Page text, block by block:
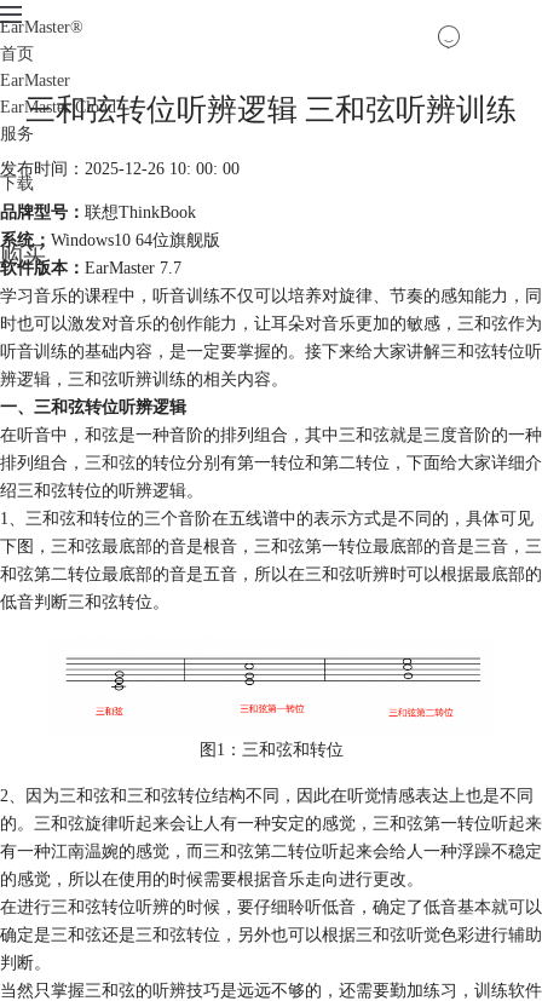
EarMaster®
首页
EarMaster
EarMaster Cloud
服务
下载
购买
三和弦转位听辨逻辑 三和弦听辨训练
发布时间：2025-12-26 10: 00: 00
品牌型号： 联想ThinkBook
系统： Windows10 64位旗舰版
软件版本： EarMaster 7.7
学习音乐的课程中，听音训练不仅可以培养对旋律、节奏的感知能力，同
时也可以激发对音乐的创作能力，让耳朵对音乐更加的敏感，三和弦作为
听音训练的基础内容，是一定要掌握的。接下来给大家讲解三和弦转位听
辨逻辑，三和弦听辨训练的相关内容。
一、三和弦转位听辨逻辑
在听音中，和弦是一种音阶的排列组合，其中三和弦就是三度音阶的一种
排列组合， 三和弦的转位分别有第一转位和第二转位，下面给大家详细介
绍三和弦转位的听辨逻辑。
1、三和弦和转位的三个音阶在五线谱中的表示方式是不同的，具体可见
下图，三和弦最底部的音是根音，三和弦第一转位最底部的音是三音，三
和弦第二转位最底部的音是五音，所以在三和弦听辨时可以根据最底部的
低音判断三和弦转位。
图1：三和弦和转位
2、因为三和弦和三和弦转位结构不同，因此在听觉情感表达上也是不同
的。三和弦旋律听起来会让人有一种安定的感觉，三和弦第一转位听起来
有一种江南温婉的感觉，而三和弦第二转位听起来会给人一种浮躁不稳定
的感觉，所以在使用的时候需要根据音乐走向进行更改。
在进行三和弦转位听辨的时候，要仔细聆听低音，确定了低音基本就可以
确定是三和弦还是三和弦转位，另外也可以根据三和弦听觉色彩进行辅助
判断。
当然只掌握三和弦的听辨技巧是远远不够的，还需要勤加练习，训练软件